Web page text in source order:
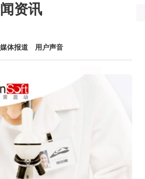
资讯
媒体报道 用户声音